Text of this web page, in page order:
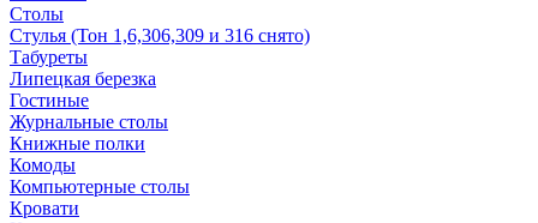
Столы
Стулья (Тон 1,6,306,309 и 316 снято)
Табуреты
Липецкая березка
Гостиные
Журнальные столы
Книжные полки
Комоды
Компьютерные столы
Кровати